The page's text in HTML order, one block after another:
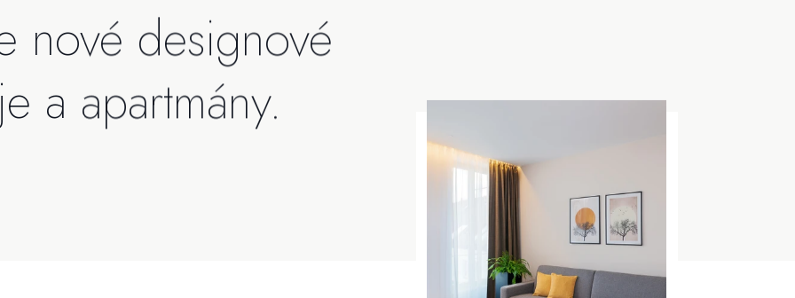
nové designové
a apartmány.